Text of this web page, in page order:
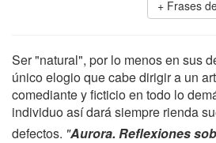
Frases
Ser "natural", por lo menos en sus
único elogio que cabe dirigir a un
comediante y ficticio en todo lo
individuo así dará siempre rienda
defectos. "Aurora. Reflexiones